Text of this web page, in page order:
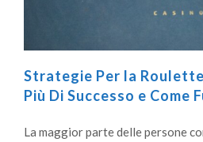
Strategie Per la
Più Di Successo e Come
La maggior parte delle persone